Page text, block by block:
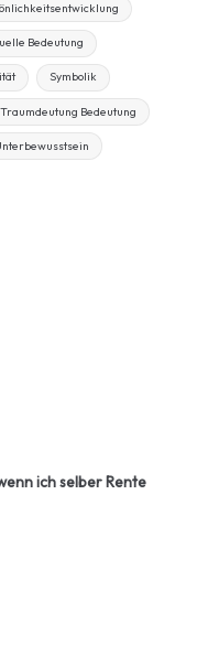
Bedeutung
Symbolik
Traumdeutung Bedeutung
ich selber Rente